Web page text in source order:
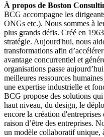
À propos de Boston
BCG accompagne les
ONGs etc.). Nous sommes à
plus grands défis. Créé en
stratégie. Aujourd'hui, nous
transformations afin
avantage concurrentiel et
organisations passe
meilleures ressources
une expertise industrielle et
BCG propose des solutions
haut niveau, du design, le
encore la création
raison d’être des entreprises.
un modèle collaboratif unique,